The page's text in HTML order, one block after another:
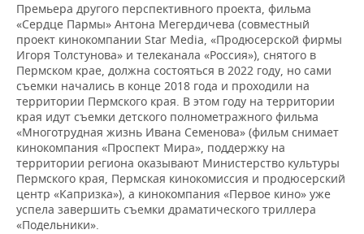
Премьера другого перспективного проекта, фильма
«Сердце Пармы» Антона Мегердичева (совместный
проект кинокомпании Star Media, «Продюсерской фирмы
Игоря Толстунова» и телеканала «Россия»), снятого в
Пермском крае, должна состояться в 2022 году, но сами
съемки начались в конце 2018 года и проходили на
территории Пермского края. В этом году на территории
края идут съемки детского полнометражного фильма
«Многотрудная жизнь Ивана Семенова» (фильм снимает
кинокомпания «Проспект Мира», поддержку на
территории региона оказывают Министерство культуры
Пермского края, Пермская кинокомиссия и продюсерский
центр «Капризка»), а кинокомпания «Первое кино» уже
успела завершить съемки драматического триллера
«Подельники».